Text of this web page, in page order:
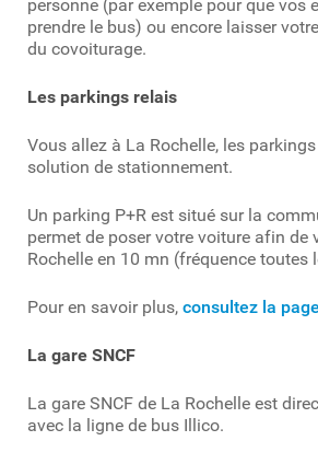
personne (par exemple pour que vos
prendre le bus) ou encore laisser
du covoiturage.
Les parkings relais
Vous allez à La Rochelle, les
solution de stationnement.
Un parking P+R est situé sur la
permet de poser votre voiture afin de
Rochelle en 10 mn (fréquence toutes
Pour en savoir plus, consultez la
La gare SNCF
La gare SNCF de La Rochelle est
avec la ligne de bus Illico.